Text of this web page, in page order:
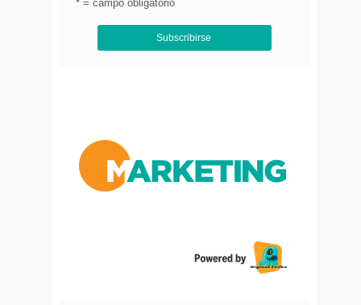
* = campo obligatorio
Aviso de Privacidad